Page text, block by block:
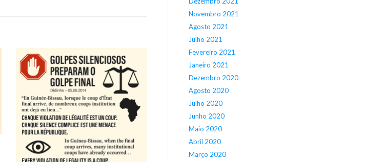
Novembro 2021
Agosto 2021
Julho 2021
Fevereiro 2021
Janeiro 2021
Dezembro 2020
Agosto 2020
Julho 2020
Junho 2020
Maio 2020
Abril 2020
Março 2020